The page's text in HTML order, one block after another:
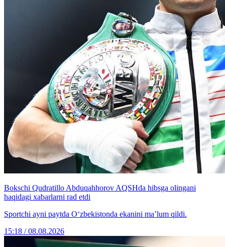
Bokschi Qudratillo Abduqahhorov AQSHda hibsga olingani
haqidagi xabarlarni rad etdi
Sportchi ayni paytda O‘zbekistonda ekanini ma’lum qildi.
15:18 / 08.08.2026